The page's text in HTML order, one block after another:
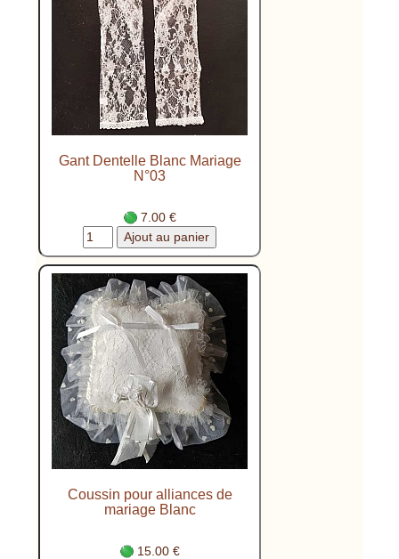
Gant Dentelle Blanc Mariage
N°03
7.00 €
Coussin pour alliances de
mariage Blanc
15.00 €